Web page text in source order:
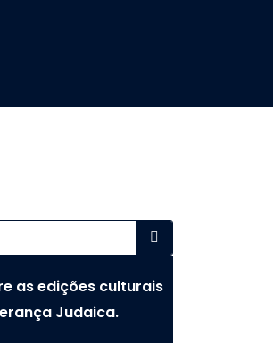
as edições culturais
Judaica.